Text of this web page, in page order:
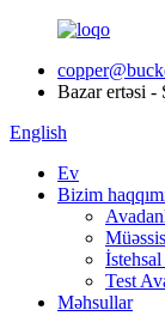
Bazar ertəsi -
English
Ev
Bizim
Test
Məhsullar